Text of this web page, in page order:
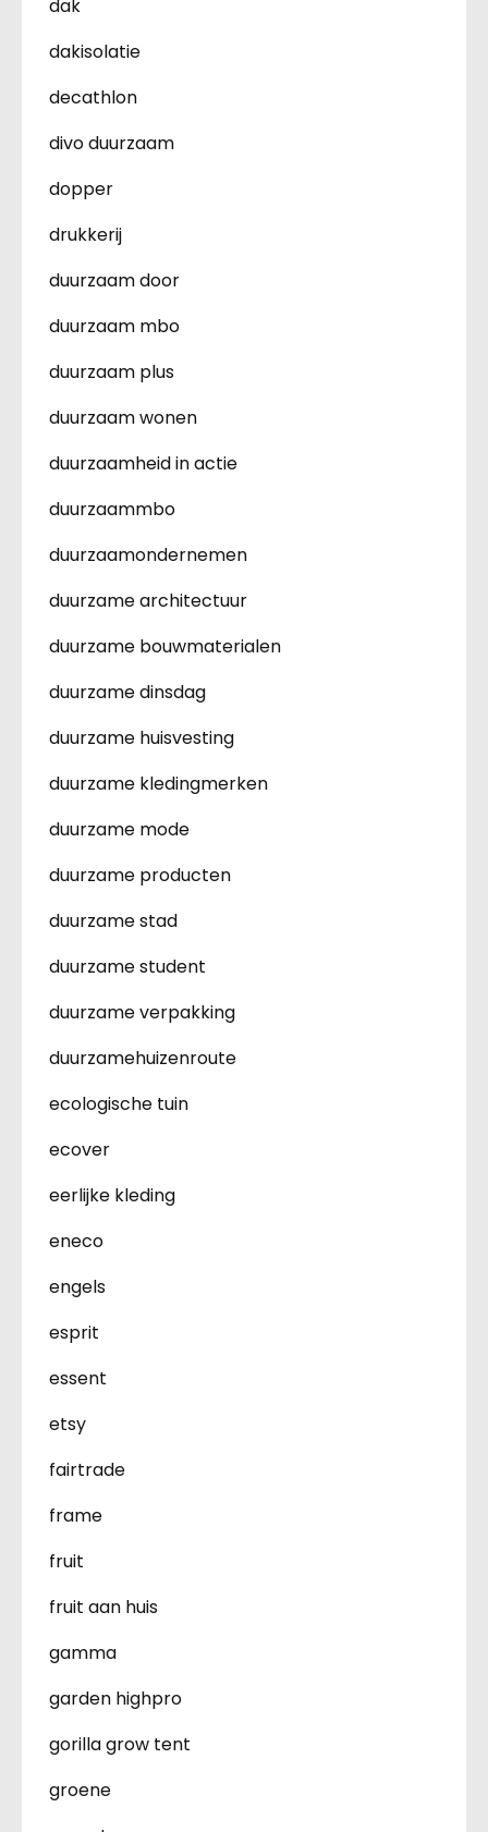
dak
dakisolatie
decathlon
divo duurzaam
dopper
drukkerij
duurzaam door
duurzaam mbo
duurzaam plus
duurzaam wonen
duurzaamheid in actie
duurzaammbo
duurzaamondernemen
duurzame architectuur
duurzame bouwmaterialen
duurzame dinsdag
duurzame huisvesting
duurzame kledingmerken
duurzame mode
duurzame producten
duurzame stad
duurzame student
duurzame verpakking
duurzamehuizenroute
ecologische tuin
ecover
eerlijke kleding
eneco
engels
esprit
essent
etsy
fairtrade
frame
fruit
fruit aan huis
gamma
garden highpro
gorilla grow tent
groene